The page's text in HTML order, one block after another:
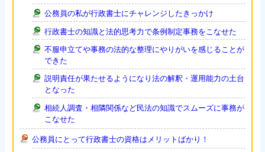
公務員の私が行政書士にチャレンジしたきっかけ
行政書士の知識と法的思考力で条例制定事務をこなせた
不服申立てや事務の法的な整理にやりがいを感じることが
できた
説明責任が果たせるようになり法の解釈・運用能力の土台
となった
相続人調査・相隣関係など民法の知識でスムーズに事務が
こなせた
公務員にとって行政書士の資格はメリットばかり！